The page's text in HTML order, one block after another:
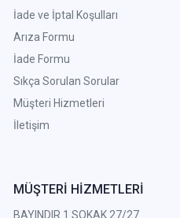
İade ve İptal Koşulları
Arıza Formu
İade Formu
Sıkça Sorulan Sorular
Müşteri Hizmetleri
İletişim
MÜŞTERİ HİZMETLERİ
BAYINDIR 1 SOKAK 27/27